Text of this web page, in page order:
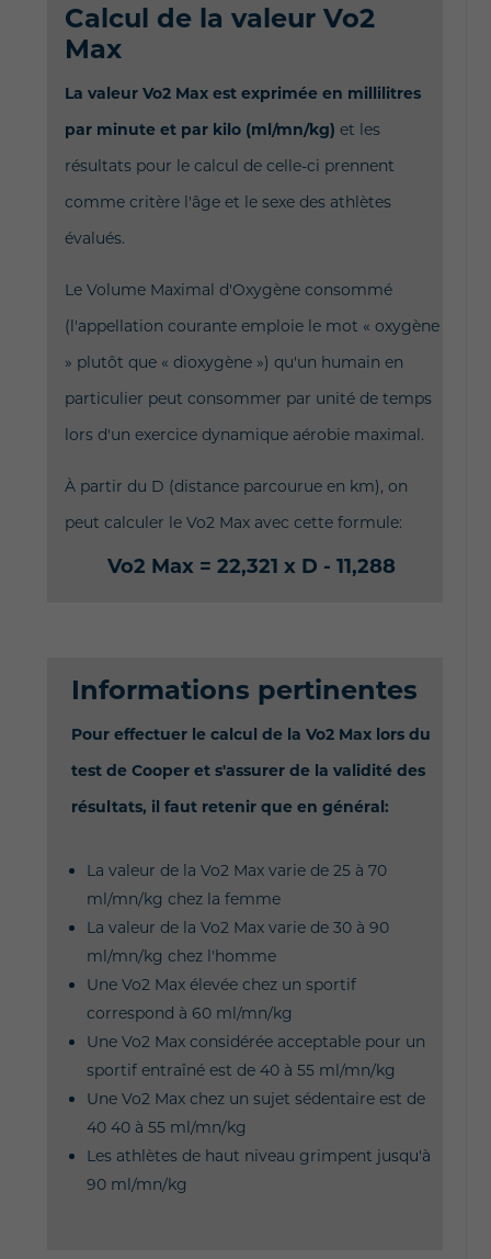
Calcul de la valeur Vo2
Max
La valeur Vo2 Max est exprimée en millilitres
par minute et par kilo (ml/mn/kg) et les
résultats pour le calcul de celle-ci prennent
comme critère l'âge et le sexe des athlètes
évalués.
Le Volume Maximal d'Oxygène consommé
(l'appellation courante emploie le mot « oxygène
» plutôt que « dioxygène ») qu'un humain en
particulier peut consommer par unité de temps
lors d'un exercice dynamique aérobie maximal.
À partir du D (distance parcourue en km), on
peut calculer le Vo2 Max avec cette formule:
Vo2 Max = 22,321 x D - 11,288
Informations pertinentes
Pour effectuer le calcul de la Vo2 Max lors du
test de Cooper et s'assurer de la validité des
résultats, il faut retenir que en général:
La valeur de la Vo2 Max varie de 25 à 70
ml/mn/kg chez la femme
La valeur de la Vo2 Max varie de 30 à 90
ml/mn/kg chez l'homme
Une Vo2 Max élevée chez un sportif
correspond à 60 ml/mn/kg
Une Vo2 Max considérée acceptable pour un
sportif entraîné est de 40 à 55 ml/mn/kg
Une Vo2 Max chez un sujet sédentaire est de
40 40 à 55 ml/mn/kg
Les athlètes de haut niveau grimpent jusqu'à
90 ml/mn/kg